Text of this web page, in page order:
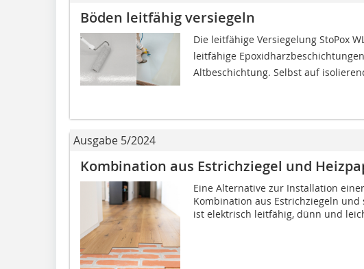
Böden leitfähig versiegeln
Die leitfähige Versiegelung StoPox
leitfähige
Altbeschichtung. Selbst auf
Ausgabe 5/2024
Kombination aus Estrichziegel und
Eine Alternative zur Installation
Kombination aus Estrichziegeln und
ist elektrisch leitfähig, dünn und